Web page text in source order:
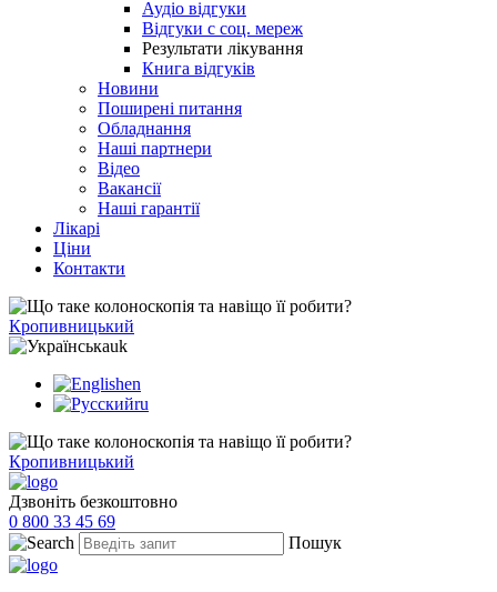
Аудіо відгуки
Відгуки с соц. мереж
Результати лікування
Книга відгуків
Новини
Поширені питання
Обладнання
Наші партнери
Відео
Вакансії
Наші гарантії
Лікарі
Ціни
Контакти
Кропивницький
uk
en
ru
Кропивницький
Дзвоніть безкоштовно
0 800 33 45 69
Пошук